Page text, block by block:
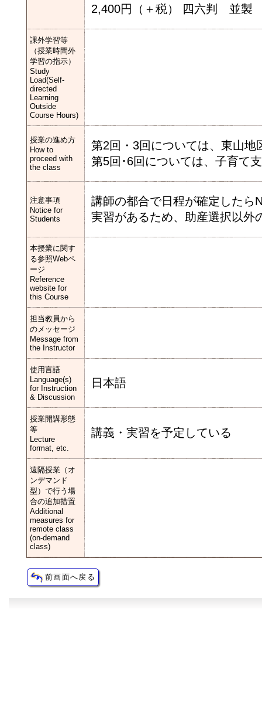
2,400円（＋税） 四六判 並
課外学習等
（授業時間外
学習の指示）
Study
Load(Self-
directed
Learning
Outside
Course Hours)
授業の進め方
How to
proceed with
the class
第2回・3回については、東山
第5回･6回については、子育て
注意事項
Notice for
Students
講師の都合で日程が確定したら
実習があるため、助産選択以外
本授業に関す
る参照Webペ
ージ
Reference
website for
this Course
担当教員から
のメッセージ
Message from
the Instructor
使用言語
Language(s)
for Instruction
& Discussion
日本語
授業開講形態
等
Lecture
format, etc.
講義・実習を予定している
遠隔授業（オ
ンデマンド
型）で行う場
合の追加措置
Additional
measures for
remote class
(on-demand
class)